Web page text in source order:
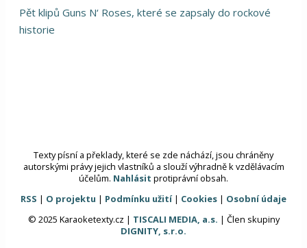
Pět klipů Guns N‘ Roses, které se zapsaly do rockové
historie
Texty písní a překlady, které se zde náchází, jsou chráněny
autorskými právy jejich vlastníků a slouží výhradně k vzdělávacím
účelům. Nahlásit protiprávní obsah.
RSS | O projektu | Podmínku užití| Cookies | Osobní údaje
© 2025 Karaoketexty.cz | TISCALI MEDIA, a.s. | Člen skupiny
DIGNITY, s.r.o.